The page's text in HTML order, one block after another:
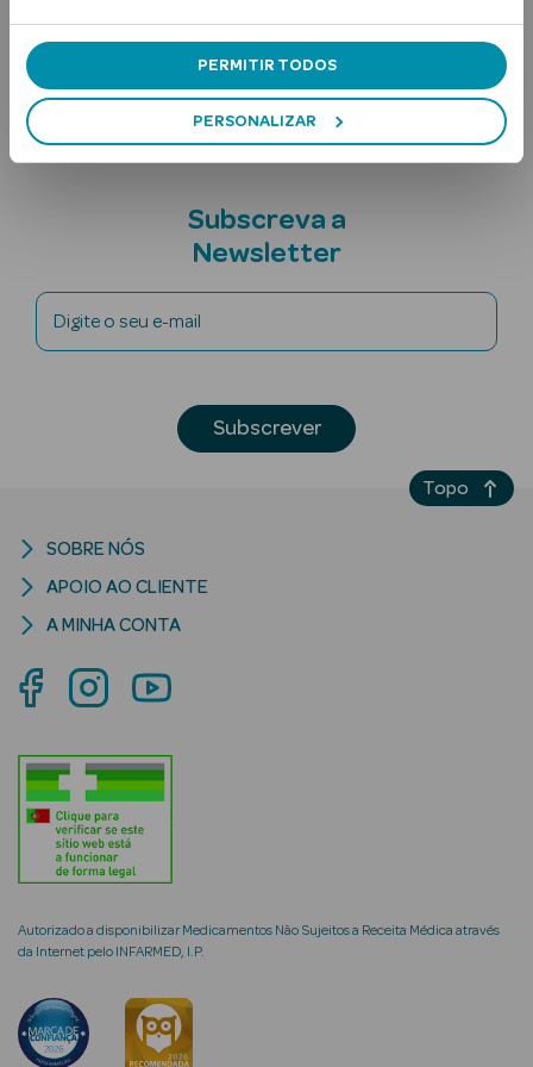
PERMITIR TODOS
PERSONALIZAR
Corpo
Rosto e
Cosmética
Rosto
Hidratantes
Anti-
envelhecimento
Nota adicional
Subscreva a
Newsletter
Digite o seu e-mail
Subscrever
Autorizado a disponibilizar Medicamentos Não Sujeitos a Receita Médica através
da Internet pelo INFARMED, I.P.
SOBRE NÓS
APOIO AO CLIENTE
A MINHA CONTA
Topo